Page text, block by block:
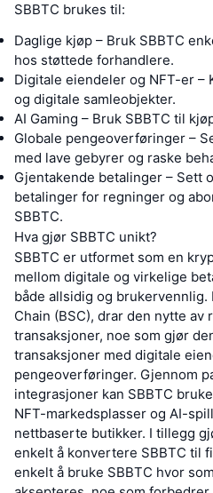
SBBTC brukes til:
Daglige kjøp – Bruk SBBTC
hos støttede forhandlere.
Digitale eiendeler og NFT-er –
og digitale samleobjekter.
AI Gaming – Bruk SBBTC til
Globale pengeoverføringer –
med lave gebyrer og raske
Gjentakende betalinger – Sett
betalinger for regninger og
SBBTC.
Hva gjør SBBTC unikt?
SBBTC er utformet som en
mellom digitale og virkelige
både allsidig og brukervennlig.
Chain (BSC), drar den nytte av
transaksjoner, noe som gjør
transaksjoner med digitale
pengeoverføringer. Gjennom
integrasjoner kan SBBTC
NFT-markedsplasser og AI-
nettbaserte butikker. I tillegg
enkelt å konvertere SBBTC til
enkelt å bruke SBBTC hvor